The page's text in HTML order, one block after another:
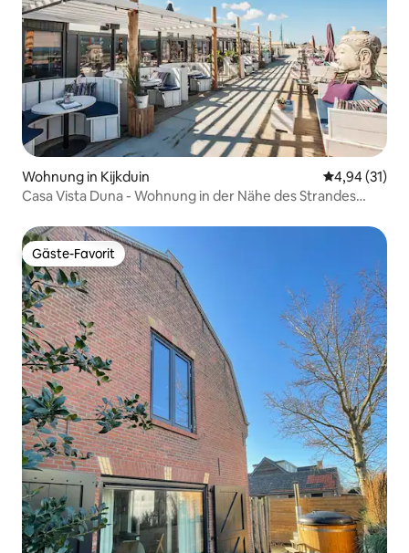
Wohnung in Kijkduin
4,94 (31)
Casa Vista Duna - Wohnung in der Nähe des Strandes
Gäste-Favorit
Gäste-Favorit